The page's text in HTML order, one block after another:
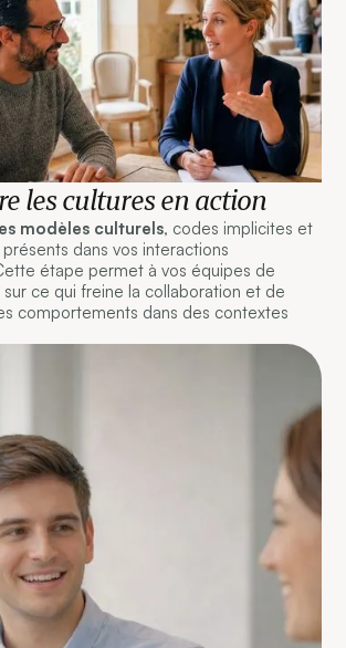
les cultures en action
les modèles culturels, codes implicites et
dans vos interactions
étape permet à vos équipes de
ce qui freine la collaboration et de
comportements dans des contextes